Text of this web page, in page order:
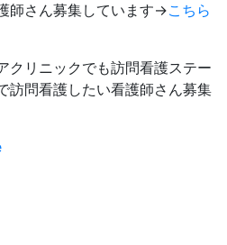
師さん募集しています→こちら
クリニックでも訪問看護ステー
訪問看護したい看護師さん募集